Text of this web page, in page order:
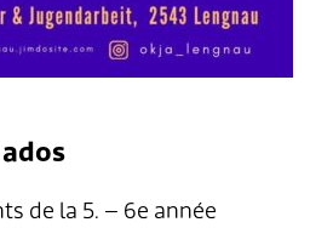
de la 5. – 6e année